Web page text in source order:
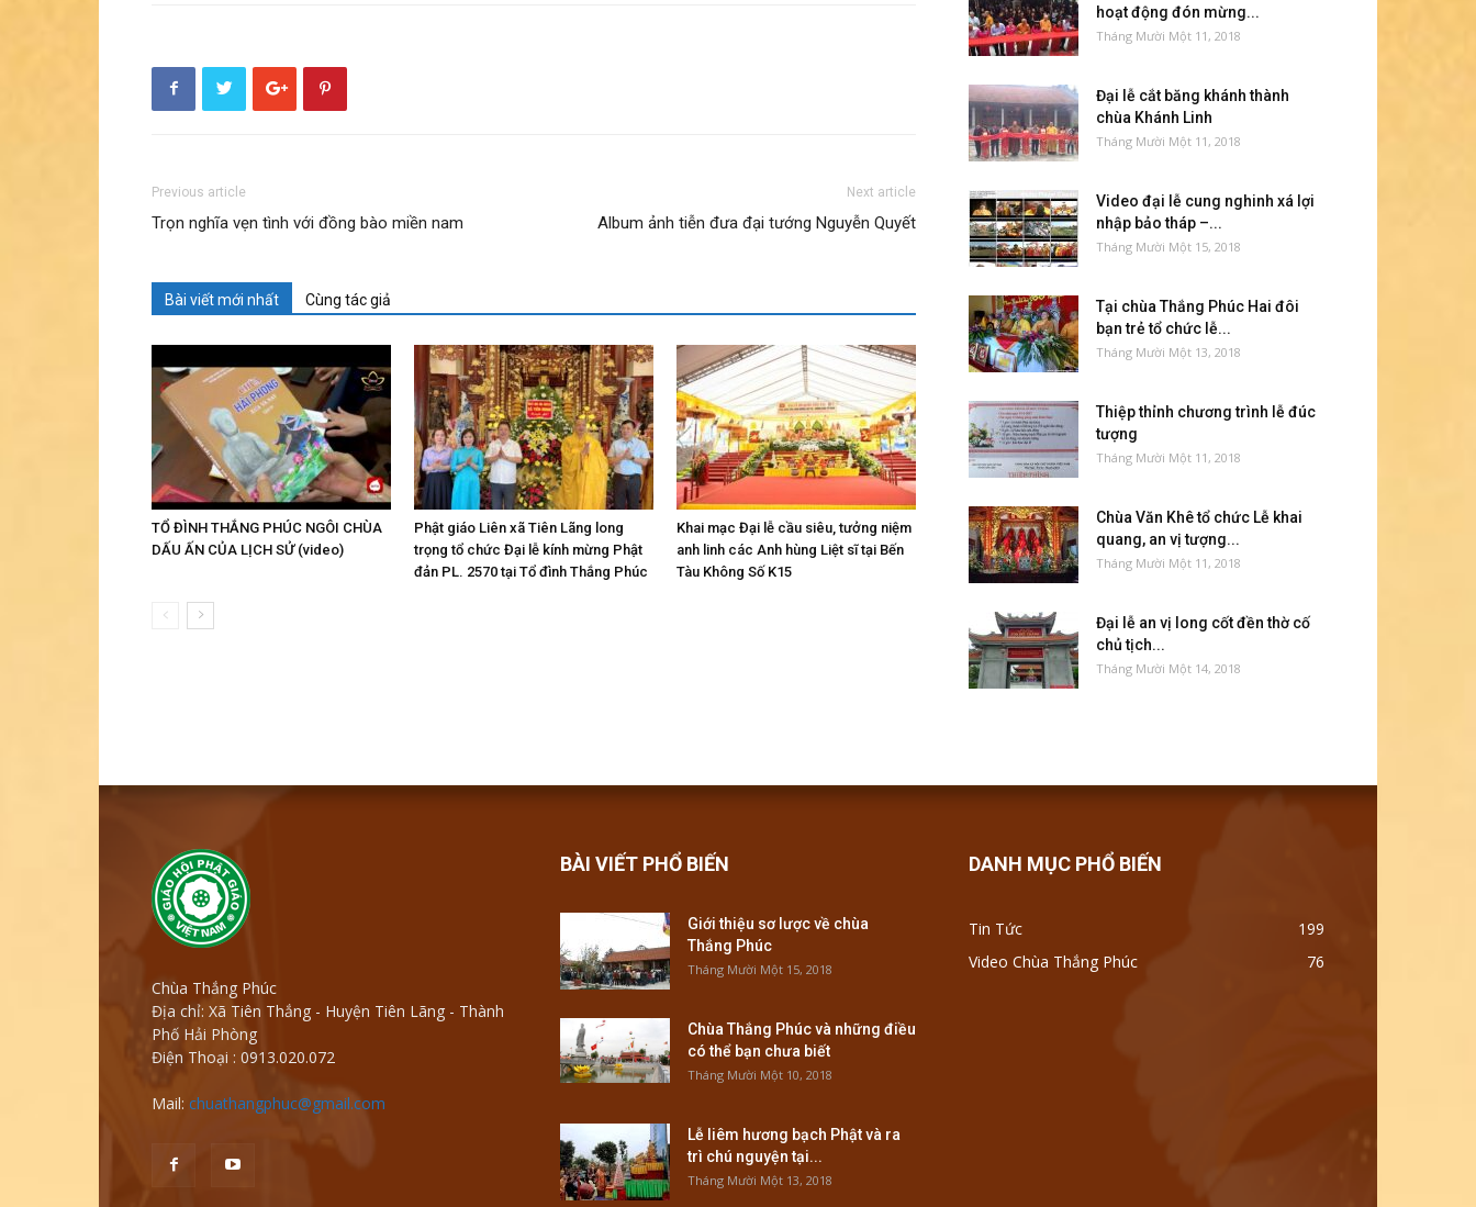
Previous article
Trọn nghĩa vẹn tình với đồng bào miền nam
Next article
Album ảnh tiễn đưa đại tướng Nguyễn Quyết
Bài viết mới nhất Cùng tác giả
TỔ ĐÌNH THẮNG PHÚC NGÔI CHÙA
DẤU ẤN CỦA LỊCH SỬ (video)
Phật giáo Liên xã Tiên Lãng long
trọng tổ chức Đại lễ kính mừng Phật
đản PL. 2570 tại Tổ đình Thắng Phúc
Khai mạc Đại lễ cầu siêu, tưởng niệm
anh linh các Anh hùng Liệt sĩ tại Bến
Tàu Không Số K15
hoạt động đón mừng...
Tháng Mười Một 11, 2018
Đại lễ cắt băng khánh thành
chùa Khánh Linh
Tháng Mười Một 11, 2018
Video đại lễ cung nghinh xá lợi
nhập bảo tháp –...
Tháng Mười Một 15, 2018
Tại chùa Thắng Phúc Hai đôi
bạn trẻ tổ chức lễ...
Tháng Mười Một 13, 2018
Thiệp thỉnh chương trình lễ đúc
tượng
Tháng Mười Một 11, 2018
Chùa Văn Khê tổ chức Lễ khai
quang, an vị tượng...
Tháng Mười Một 11, 2018
Đại lễ an vị long cốt đền thờ cố
chủ tịch...
Tháng Mười Một 14, 2018
Chùa Thắng Phúc
Địa chỉ: Xã Tiên Thắng - Huyện Tiên Lãng - Thành
Phố Hải Phòng
Điện Thoại : 0913.020.072
Mail: chuathangphuc@gmail.com
BÀI VIẾT PHỔ BIẾN
Giới thiệu sơ lược về chùa
Thắng Phúc
Tháng Mười Một 15, 2018
Chùa Thắng Phúc và những điều
có thể bạn chưa biết
Tháng Mười Một 10, 2018
Lễ liêm hương bạch Phật và ra
trì chú nguyện tại...
Tháng Mười Một 13, 2018
DANH MỤC PHỔ BIẾN
Tin Tức
199
Video Chùa Thắng Phúc
76